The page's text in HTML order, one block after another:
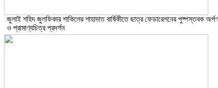
​জুলাই শহিদ জুলফিকার শাকিলের শাহাদাত বার্ষিকীতে ছাত্র ফেডারেশনের পুষ্পস্তবক অর্পণ
ও প্রামাণ্যচিত্র প্রদর্শন